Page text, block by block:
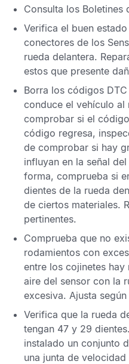
Consulta los Boletines
Verifica el buen
conectores de los
rueda delantera.
estos que presente
Borra los códigos DTC
conduce el vehículo al
comprobar si el
código regresa,
de comprobar si hay
influyan en la señal
forma, comprueba si
dientes de la rueda
de ciertos materiales.
pertinentes.
Comprueba que no
rodamientos con
entre los cojinetes
aire del sensor con la
excesiva. Ajusta
Verifica que la rueda
tengan 47 y 29
instalado un conjunto
una junta de